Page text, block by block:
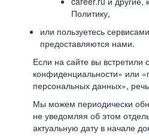
Политику,
или пользуетесь
предоставляются нами.
Если на сайте вы встретили
конфиденциальности» или
персональных данных»,
Мы можем периодически
не уведомляя об этом
актуальную дату в начале